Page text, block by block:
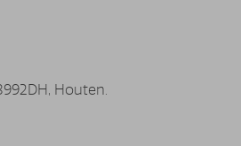
Houten.